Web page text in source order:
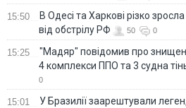
15:50
В Одесі та Харкові різко
від обстрілу РФ
50 0
15:25
"Мадяр" повідомив про
4 комплекси ППО та 3 судна
0
15:01
У Бразилії заарештували